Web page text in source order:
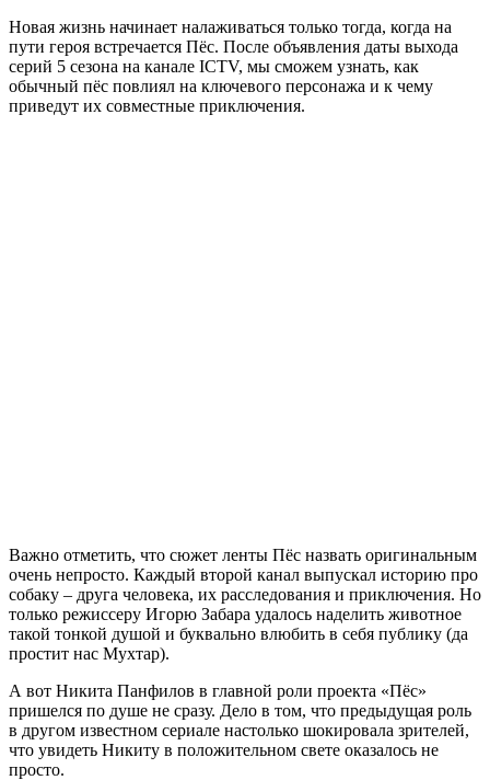
Новая жизнь начинает налаживаться только тогда, когда на
пути героя встречается Пёс. После объявления даты выхода
серий 5 сезона на канале ICTV, мы сможем узнать, как
обычный пёс повлиял на ключевого персонажа и к чему
приведут их совместные приключения.
Важно отметить, что сюжет ленты Пёс назвать оригинальным
очень непросто. Каждый второй канал выпускал историю про
собаку – друга человека, их расследования и приключения. Но
только режиссеру Игорю Забара удалось наделить животное
такой тонкой душой и буквально влюбить в себя публику (да
простит нас Мухтар).
А вот Никита Панфилов в главной роли проекта «Пёс»
пришелся по душе не сразу. Дело в том, что предыдущая роль
в другом известном сериале настолько шокировала зрителей,
что увидеть Никиту в положительном свете оказалось не
просто.